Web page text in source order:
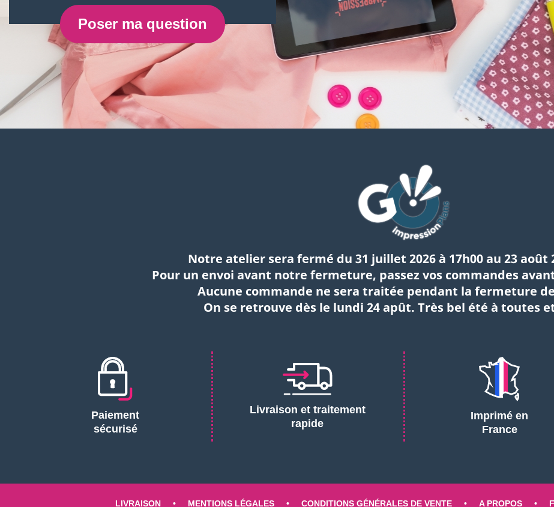
Poser ma question
Notre atelier sera fermé du 31 juillet 2026 à 17h00 au 23 août
Pour un envoi avant notre fermeture, passez vos commandes
Aucune commande ne sera traitée pendant la fermeture
On se retrouve dès le lundi 24 apût. Très bel été à toutes
Paiement
sécurisé
Livraison et traitement
rapide
Imprimé en
France
LIVRAISON MENTIONS LÉGALES CONDITIONS GÉNÉRALES DE VENTE A PROPOS